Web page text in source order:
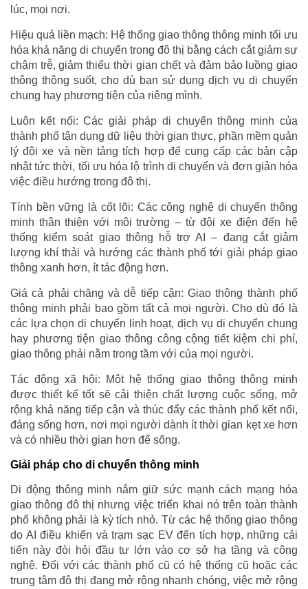
lúc, mọi nơi.
Hiệu quả liền mạch: Hệ thống giao thông thông minh tối ưu
hóa khả năng di chuyển trong đô thị bằng cách cắt giảm sự
chậm trễ, giảm thiểu thời gian chết và đảm bảo luồng giao
thông thông suốt, cho dù bạn sử dụng dịch vụ di chuyển
chung hay phương tiện của riêng mình.
Luôn kết nối: Các giải pháp di chuyển thông minh của
thành phố tận dụng dữ liệu thời gian thực, phần mềm quản
lý đội xe và nền tảng tích hợp để cung cấp các bản cập
nhật tức thời, tối ưu hóa lộ trình di chuyển và đơn giản hóa
việc điều hướng trong đô thị.
Tính bền vững là cốt lõi: Các công nghệ di chuyển thông
minh thân thiện với môi trường – từ đội xe điện đến hệ
thống kiểm soát giao thông hỗ trợ AI – đang cắt giảm
lượng khí thải và hướng các thành phố tới giải pháp giao
thông xanh hơn, ít tác động hơn.
Giá cả phải chăng và dễ tiếp cận: Giao thông thành phố
thông minh phải bao gồm tất cả mọi người. Cho dù đó là
các lựa chọn di chuyển linh hoạt, dịch vụ di chuyển chung
hay phương tiện giao thông công cộng tiết kiệm chi phí,
giao thông phải nằm trong tầm với của mọi người.
Tác động xã hội: Một hệ thống giao thông thông minh
được thiết kế tốt sẽ cải thiện chất lượng cuộc sống, mở
rộng khả năng tiếp cận và thúc đẩy các thành phố kết nối,
đáng sống hơn, nơi mọi người dành ít thời gian kẹt xe hơn
và có nhiều thời gian hơn để sống.
Giải pháp cho di chuyển thông minh
Di động thông minh nắm giữ sức mạnh cách mạng hóa
giao thông đô thị nhưng việc triển khai nó trên toàn thành
phố không phải là kỳ tích nhỏ. Từ các hệ thống giao thông
do AI điều khiển và trạm sạc EV đến tích hợp, những cải
tiến này đòi hỏi đầu tư lớn vào cơ sở hạ tầng và công
nghệ. Đối với các thành phố cũ có hệ thống cũ hoặc các
trung tâm đô thị đang mở rộng nhanh chóng, việc mở rộng